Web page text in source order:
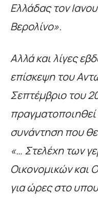
Ελλάδας τον
Βερολίνο».
Αλλά και λίγες
επίσκεψη του
Σεπτέμβριο του
συνάντηση που
«… Στελέχη των
Οικονομικών και
για ώρες στο